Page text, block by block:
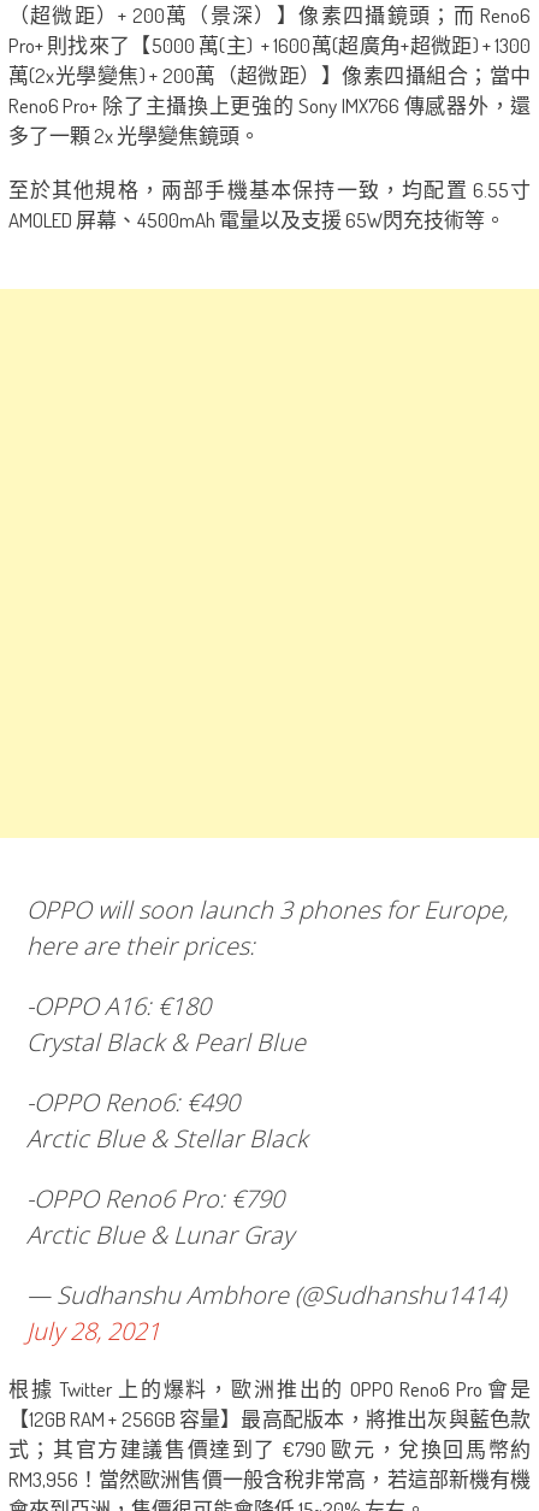
（超微距）+ 200萬（景深）】像素四攝鏡頭；而 Reno6
Pro+ 則找來了【5000 萬(主) + 1600萬(超廣角+超微距) + 1300
萬(2x光學變焦) + 200萬（超微距）】像素四攝組合；當中
Reno6 Pro+ 除了主攝換上更強的 Sony IMX766 傳感器外，還
多了一顆 2x 光學變焦鏡頭。
至於其他規格，兩部手機基本保持一致，均配置 6.55寸
AMOLED 屏幕、4500mAh 電量以及支援 65W閃充技術等。
OPPO will soon launch 3 phones for Europe,
here are their prices:
-OPPO A16: €180
Crystal Black & Pearl Blue
-OPPO Reno6: €490
Arctic Blue & Stellar Black
-OPPO Reno6 Pro: €790
Arctic Blue & Lunar Gray
— Sudhanshu Ambhore (@Sudhanshu1414)
July 28, 2021
根據 Twitter 上的爆料，歐洲推出的 OPPO Reno6 Pro 會是
【12GB RAM + 256GB 容量】最高配版本，將推出灰與藍色款
式；其官方建議售價達到了 €790 歐元，兌換回馬幣約
RM3,956！當然歐洲售價一般含稅非常高，若這部新機有機